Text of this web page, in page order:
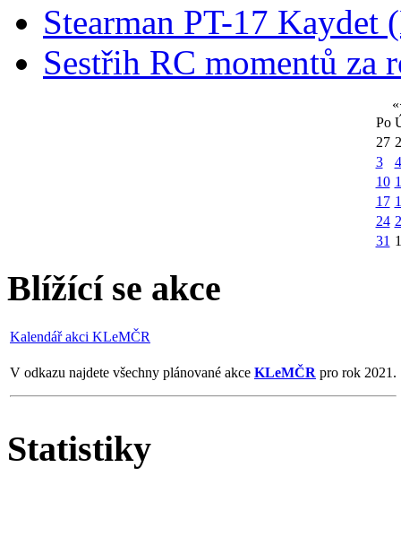
Stearman PT-17 Kaydet
Sestřih RC momentů za
«
Po
27
3
4
10
17
24
31 1
Blížící se akce
Kalendář akci KLeMČR
V odkazu najdete všechny plánované akce KLeMČR pro rok 2021.
Statistiky